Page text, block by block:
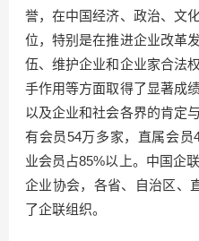
誉，在中国经济、政治、文
位，特别是在推进企业改革
伍、维护企业和企业家合法
手作用等方面取得了显著成
以及企业和社会各界的肯定
有会员54万多家，直属会
业会员占85%以上。中国企
企业协会，各省、自治区、
了企联组织。